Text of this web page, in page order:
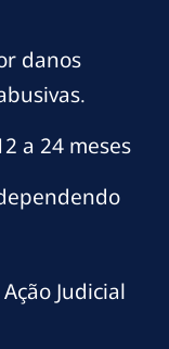
danos
a 24 meses
Judicial